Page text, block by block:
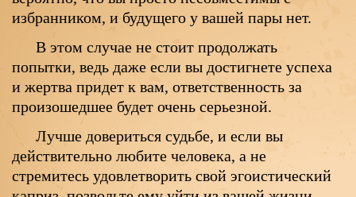
избранником, и будущего у вашей пары нет.
В этом случае не стоит продолжать
попытки, ведь даже если вы достигнете успеха
и жертва придет к вам, ответственность за
произошедшее будет очень серьезной.
Лучше довериться судьбе, и если вы
действительно любите человека, а не
стремитесь удовлетворить свой эгоистический